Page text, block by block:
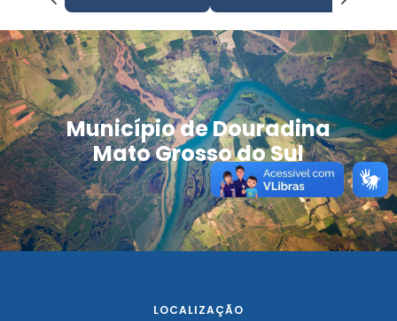
Município de Douradina
Mato Grosso do Sul
LOCALIZAÇÃO